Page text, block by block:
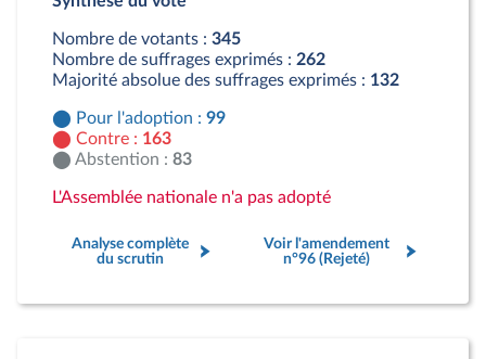
Contre : 163 députés
Nombre de votants : 345
Nombre de suffrages exprimés : 262
Majorité absolue des suffrages exprimés : 132
Pour l'adoption : 99
Contre : 163
Abstention : 83
L'Assemblée nationale n'a pas adopté
Analyse complète
du scrutin
Voir l'amendement
n°96 (Rejeté)